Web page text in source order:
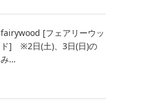
fairywood [フェアリーウッ
ド] ※2日(土)、3日(日)の
み…